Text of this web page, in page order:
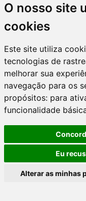
O nosso site
cookies
Este site utiliza
tecnologias de
melhorar sua
navegação para os
propósitos: para
funcionalidade
Eu
Alterar as minhas
Desenvolvimento e
made
Creative Commons -
. CC BY 4.0
autorizações
âmbito desta licença
made/about.